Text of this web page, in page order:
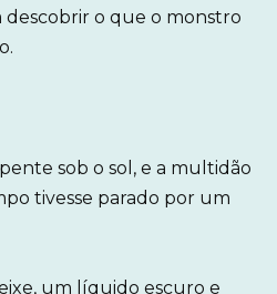
o que o monstro
sob o sol, e a multidão
tivesse parado por um
um líquido escuro e